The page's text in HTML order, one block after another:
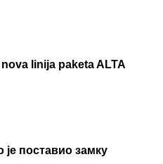
linija paketa ALTA
поставио замку